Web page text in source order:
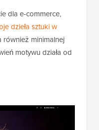
dla e-commerce,
dzieła sztuki w
również minimalnej
motywu działa od